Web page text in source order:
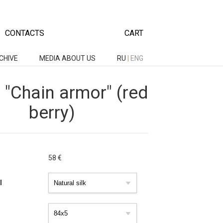
MEDIA ABOUT US RU ENG
CONTACTS CART
armor" (red
berry)
58 €